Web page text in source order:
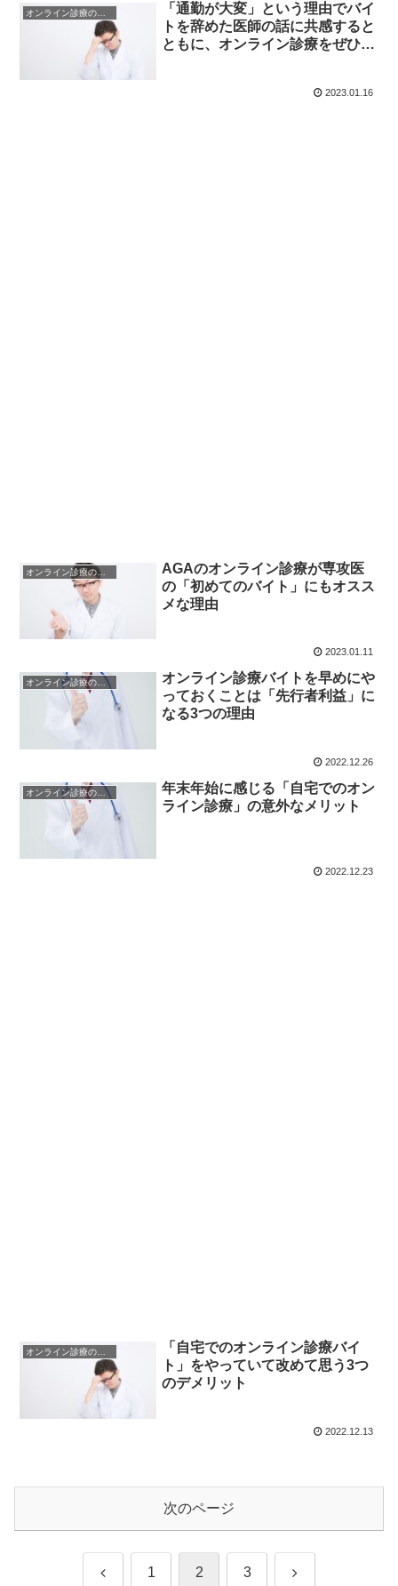
オンライン診療のメリット・デメリット
「通勤が大変」という理由でバイ
トを辞めた医師の話に共感すると
ともに、オンライン診療をぜひ勧
2023.01.16
オンライン診療のメリット・デメリット
AGAのオンライン診療が専攻医
の「初めてのバイト」にもオスス
メな理由
2023.01.11
オンライン診療のメリット・デメリット
オンライン診療バイトを早めにや
っておくことは「先行者利益」に
なる3つの理由
2022.12.26
オンライン診療のメリット・デメリット
年末年始に感じる「自宅でのオン
ライン診療」の意外なメリット
2022.12.23
オンライン診療のメリット・デメリット
「自宅でのオンライン診療バイ
ト」をやっていて改めて思う3つ
のデメリット
2022.12.13
次のページ
前 1 2 3 次